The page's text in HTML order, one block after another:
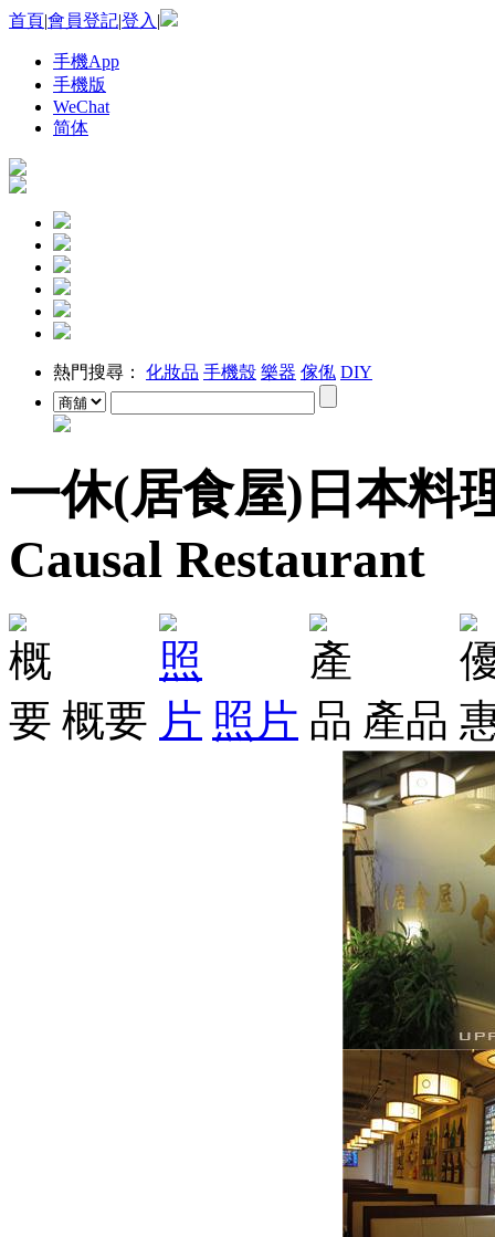
首頁|會員登記|登入 |
手機App
手機版
WeChat
简体
熱門搜尋： 化妝品 手機殼 樂器 傢俬 DIY
一休(居食屋)日本料
Causal Restaurant
概要 照片 產品